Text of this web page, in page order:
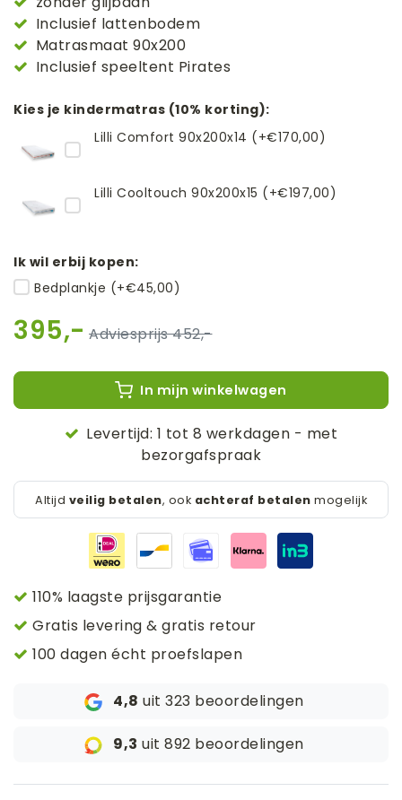
Inclusief lattenbodem
Matrasmaat 90x200
Inclusief speeltent Pirates
Kies je kindermatras (10% korting):
Lilli Comfort 90x200x14 (+€170,00)
Lilli Cooltouch 90x200x15 (+€197,00)
Ik wil erbij kopen:
Bedplankje (+€45,00)
395,- 452,-
In mijn winkelwagen
Levertijd: 1 tot 8 werkdagen - met
bezorgafspraak
Altijd veilig betalen, ook achteraf betalen mogelijk
110% laagste prijsgarantie
Gratis levering & gratis retour
100 dagen écht proefslapen
4,8 uit 323 beoordelingen
9,3 uit 892 beoordelingen